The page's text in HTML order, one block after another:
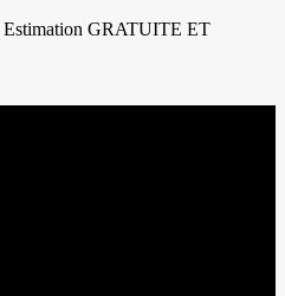
Estimation GRATUITE ET